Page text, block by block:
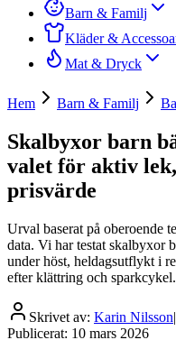
Barn & Familj
Kläder &
Mat & Dryck
Hem Barn & Familj
Skalbyxor barn
valet för aktiv
prisvärde
Urval baserat på oberoende
data. Vi har testat skalbyxor
under höst, heldagsutflykt i
efter klättring och sparkcykel.
Skrivet av: Karin Nilsson|
Publicerat: 10 mars 2026